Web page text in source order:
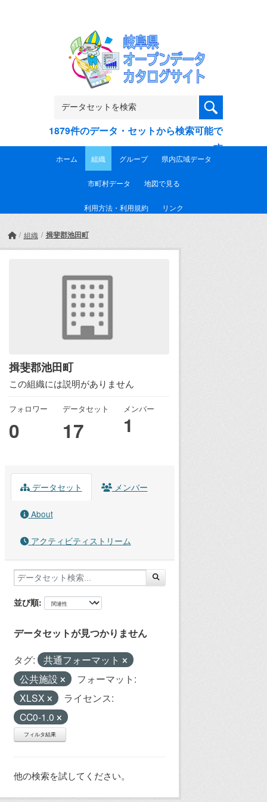
1879件のデータ・セットから検索可能で
す
ホーム 組織 グループ 県内広域データ
市町村データ 地図で見る
利用方法・利用規約 リンク
組織 揖斐郡池田町
揖斐郡池田町
この組織には説明がありません
フォロワー
0
データセット
17
メンバー
1
データセット メンバー
About
アクティビティストリーム
並び順
データセットが見つかりません
タグ:
共通フォーマット
公共施設
フォーマット:
XLSX
ライセンス:
CC0-1.0
フィルタ結果
他の検索を試してください。